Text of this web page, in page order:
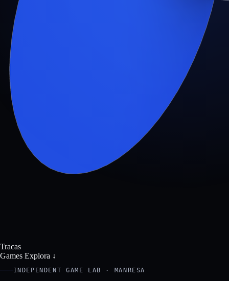
Tracas
Games Explora ↓
INDEPENDENT GAME LAB · MANRESA